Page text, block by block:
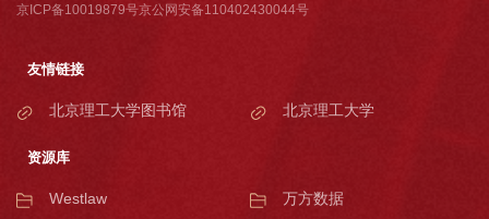
京ICP备10019879号京公网安备110402430044号
友情链接
北京理工大学图书馆 北京理工大学
资源库
Westlaw
万方数据